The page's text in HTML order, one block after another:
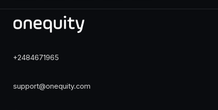
+2484671965
support@onequity.com